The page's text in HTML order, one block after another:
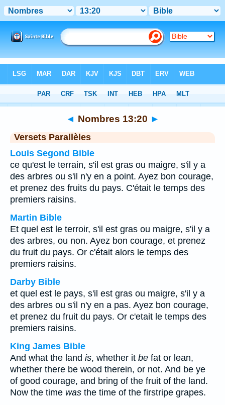
Chapitre 13> Verset 20
◄ Nombres 13:20 ►
Versets Parallèles
Louis Segond Bible
ce qu'est le terrain, s'il est gras ou maigre, s'il y a
des arbres ou s'il n'y en a point. Ayez bon courage,
et prenez des fruits du pays. C'était le temps des
premiers raisins.
Martin Bible
Et quel est le terroir, s'il est gras ou maigre, s'il y a
des arbres, ou non. Ayez bon courage, et prenez
du fruit du pays. Or c'était alors le temps des
premiers raisins.
Darby Bible
et quel est le pays, s'il est gras ou maigre, s'il y a
des arbres ou s'il n'y en a pas. Ayez bon courage,
et prenez du fruit du pays. Or c'etait le temps des
premiers raisins.
King James Bible
And what the land is, whether it be fat or lean,
whether there be wood therein, or not. And be ye
of good courage, and bring of the fruit of the land.
Now the time was the time of the firstripe grapes.